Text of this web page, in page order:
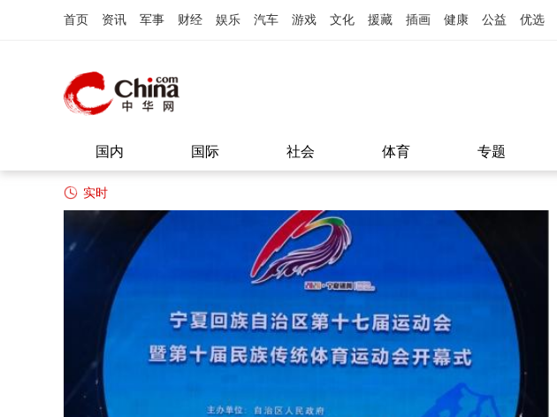
首页 资讯 军事 财经 娱乐 汽车 游戏 文化 援藏 插画 健康 公益 优选
国内 国际 社会 体育 专题
实时